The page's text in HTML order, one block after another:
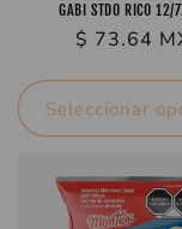
GABI STDO RICO 12/
Precio
$ 73.64
Seleccionar